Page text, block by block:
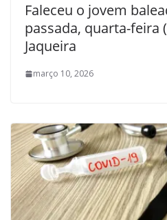
Faleceu o jovem
passada, quarta-feira
Jaqueira
março 10, 2026